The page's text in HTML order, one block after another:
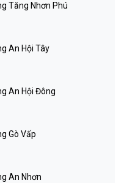
Tăng Nhơn Phú
An Hội Tây
An Hội Đông
Gò Vấp
An Nhơn